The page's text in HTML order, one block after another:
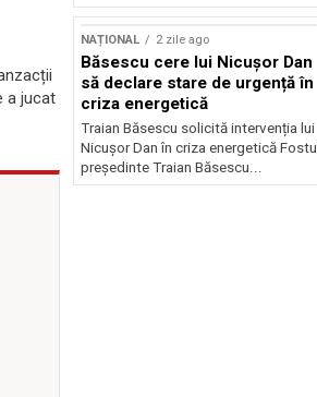
a jucat
NAȚIONAL 2 zile ago
Băsescu cere lui Nicușor Dan
să declare stare de urgență în
criza energetică
Traian Băsescu solicită intervenția lui
Nicușor Dan în criza energetică Fostul
președinte Traian Băsescu...